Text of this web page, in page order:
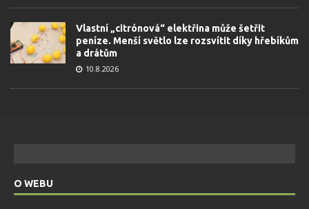
Vlastní „citrónová“ elektřina může šetřit
peníze. Menší světlo lze rozsvítit díky hřebíkům
a drátům
10.8.2026
O WEBU